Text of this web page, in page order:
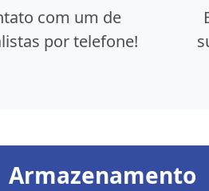
com um de
por telefone!
Armazenamento